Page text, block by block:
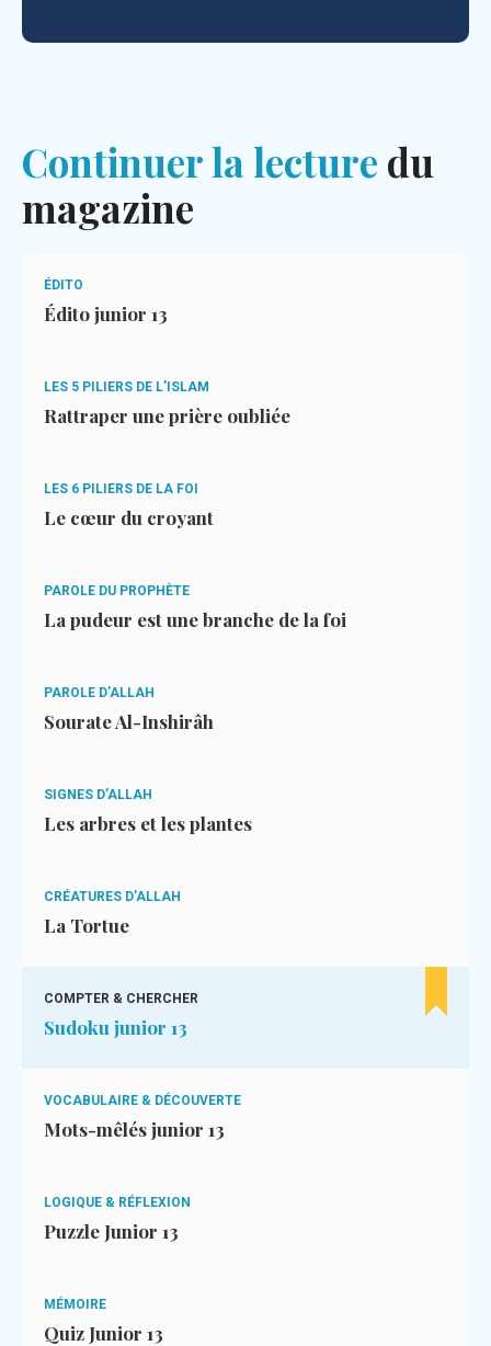
Continuer la lecture du
magazine
ÉDITO
Édito junior 13
LES 5 PILIERS DE L’ISLAM
Rattraper une prière oubliée
LES 6 PILIERS DE LA FOI
Le cœur du croyant
PAROLE DU PROPHÈTE
La pudeur est une branche de la foi
PAROLE D’ALLAH
Sourate Al-Inshirâh
SIGNES D’ALLAH
Les arbres et les plantes
CRÉATURES D’ALLAH
La Tortue
COMPTER & CHERCHER
Sudoku junior 13
VOCABULAIRE & DÉCOUVERTE
Mots-mêlés junior 13
LOGIQUE & RÉFLEXION
Puzzle Junior 13
MÉMOIRE
Quiz Junior 13